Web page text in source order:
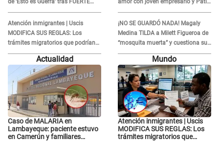
de ‘Esto es Guerra’ tras FUERTE
ENFRENTAMIENTO con Gabriel
Moisés: “Gracias”
Atención inmigrantes | Uscis
MODIFICA SUS REGLAS: Los
trámites migratorios que podrían
necesitar tu prueba de ADN
amor con joven empresario y Pati
Lorena la ECHA en VIVO
¡NO SE GUARDÓ NADA! Magaly
Medina TILDA a Milett Figueroa de
“mosquita muerta” y cuestiona su
RECONCILIACIÓN con Marcelo
Tinelli en TV argentina
Actualidad
Caso de MALARIA en
Lambayeque: paciente estuvo
en Camerún y familiares
Mundo
Atención inmigrantes | Uscis
MODIFICA SUS REGLAS: Los
trámites migratorios que